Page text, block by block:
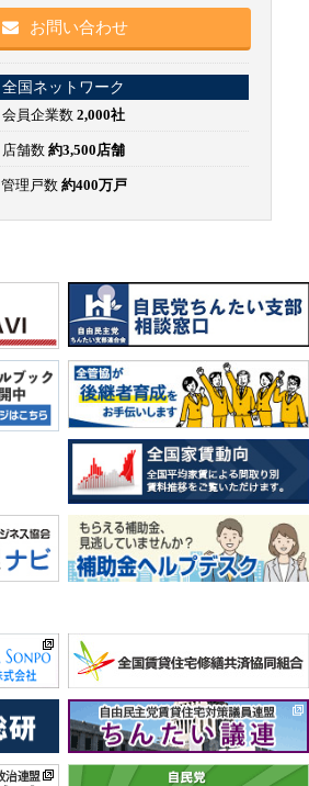
お問い合わせ
全国ネットワーク
会員企業数 2,000社
店舗数 約3,500店舗
管理戸数 約400万戸